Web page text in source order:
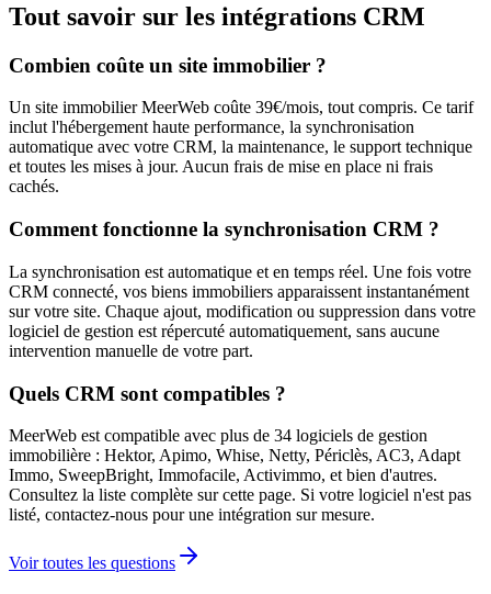
Tout savoir sur les intégrations CRM
Combien coûte un site immobilier ?
Un site immobilier MeerWeb coûte 39€/mois, tout compris. Ce tarif
inclut l'hébergement haute performance, la synchronisation
automatique avec votre CRM, la maintenance, le support technique
et toutes les mises à jour. Aucun frais de mise en place ni frais
cachés.
Comment fonctionne la synchronisation CRM ?
La synchronisation est automatique et en temps réel. Une fois votre
CRM connecté, vos biens immobiliers apparaissent instantanément
sur votre site. Chaque ajout, modification ou suppression dans votre
logiciel de gestion est répercuté automatiquement, sans aucune
intervention manuelle de votre part.
Quels CRM sont compatibles ?
MeerWeb est compatible avec plus de 34 logiciels de gestion
immobilière : Hektor, Apimo, Whise, Netty, Périclès, AC3, Adapt
Immo, SweepBright, Immofacile, Activimmo, et bien d'autres.
Consultez la liste complète sur cette page. Si votre logiciel n'est pas
listé, contactez-nous pour une intégration sur mesure.
Voir toutes les questions